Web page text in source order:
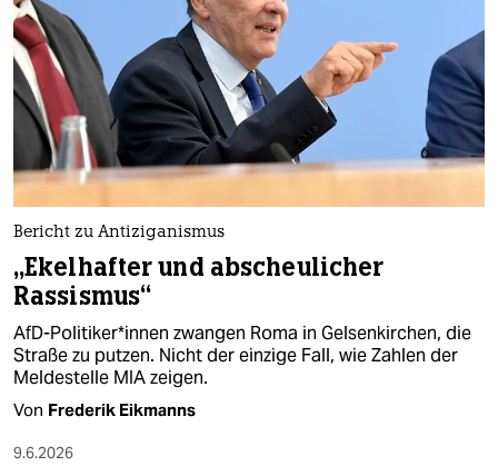
Bericht zu Antiziganismus
„Ekelhafter und abscheulicher
Rassismus“
AfD-Politiker*innen zwangen Roma in Gelsenkirchen, die
Straße zu putzen. Nicht der einzige Fall, wie Zahlen der
Meldestelle MIA zeigen.
Von Frederik Eikmanns
9.6.2026